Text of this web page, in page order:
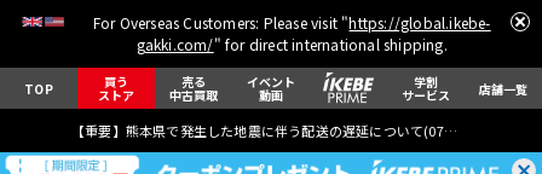
For Overseas Customers: Please visit "https://global.ikebe-
gakki.com/" for direct international shipping.
TOP 買う
ストア
売る
中古買取
イベント
動画
学割
サービス 店舗一覧
【重要】熊本県で発生した地震に伴う配送の遅延について(07月29日